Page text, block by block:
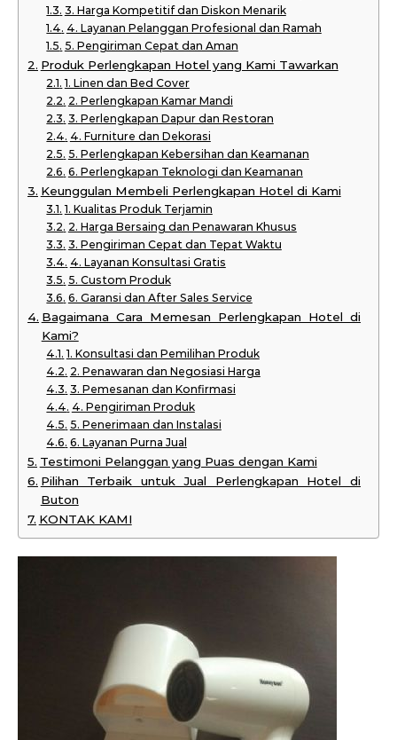
3. Harga Kompetitif dan Diskon Menarik
4. Layanan Pelanggan Profesional dan Ramah
5. Pengiriman Cepat dan Aman
Produk Perlengkapan Hotel yang Kami Tawarkan
1. Linen dan Bed Cover
2. Perlengkapan Kamar Mandi
3. Perlengkapan Dapur dan Restoran
4. Furniture dan Dekorasi
5. Perlengkapan Kebersihan dan Keamanan
6. Perlengkapan Teknologi dan Keamanan
Keunggulan Membeli Perlengkapan Hotel di Kami
1. Kualitas Produk Terjamin
2. Harga Bersaing dan Penawaran Khusus
3. Pengiriman Cepat dan Tepat Waktu
4. Layanan Konsultasi Gratis
5. Custom Produk
6. Garansi dan After Sales Service
Bagaimana Cara Memesan Perlengkapan Hotel di
Kami?
1. Konsultasi dan Pemilihan Produk
2. Penawaran dan Negosiasi Harga
3. Pemesanan dan Konfirmasi
4. Pengiriman Produk
5. Penerimaan dan Instalasi
6. Layanan Purna Jual
Testimoni Pelanggan yang Puas dengan Kami
Pilihan Terbaik untuk Jual Perlengkapan Hotel di
Buton
KONTAK KAMI